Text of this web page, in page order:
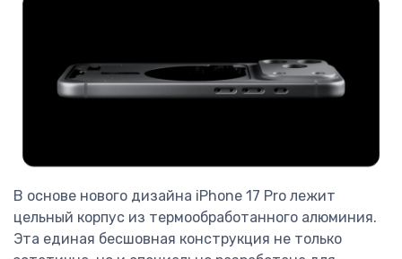
В основе нового дизайна iPhone 17 Pro лежит
цельный корпус из термообработанного алюминия.
Эта единая бесшовная конструкция не только